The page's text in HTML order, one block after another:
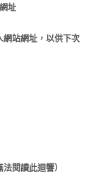
址
站網址，以供下次
閱讀此迴響）